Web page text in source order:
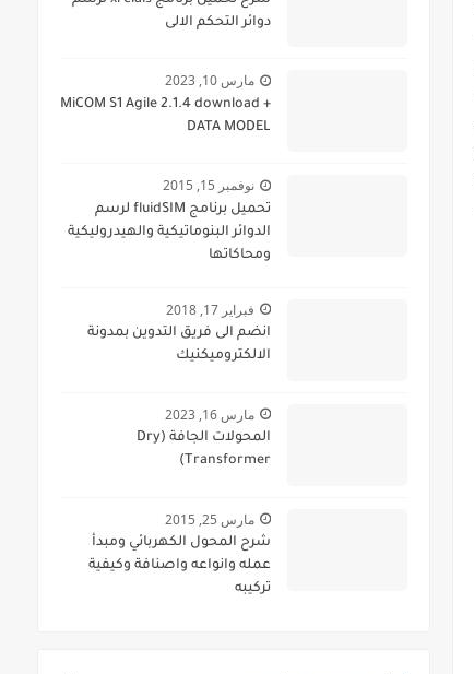
دوائر التحكم الالى
مارس 10, 2023
MiCOM S1 Agile 2.1.4 download +
DATA MODEL
نوفمبر 15, 2015
تحميل برنامج fluidSIM لرسم
الدوائر البنوماتيكية والهيدروليكية
ومحاكاتها
فبراير 17, 2018
انضم الى فريق التدوين بمدونة
الالكتروميكنيك
مارس 16, 2023
المحولات الجافة (Dry
Transformer)
مارس 25, 2015
شرح المحول الكهربائي ومبدأ
عمله وانواعه واصنافة وكيفية
تركيبه